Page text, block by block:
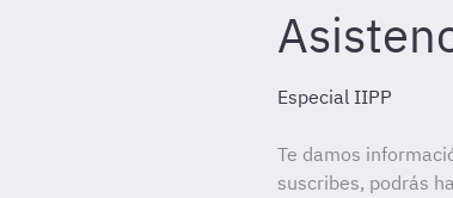
Especial IIPP
Te damos
suscribes, podrás